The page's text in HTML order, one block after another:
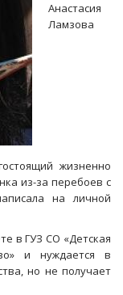
Анастасия
Ламзова
жизненно
из-за перебоев с
на личной
в ГУЗ СО «Детская
и нуждается в
но не получает